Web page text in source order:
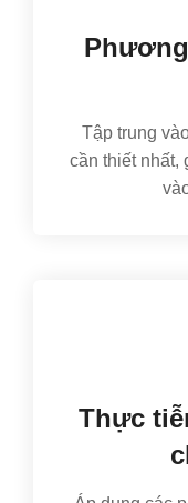
Tập trung
cần thiết nhất,
Thực